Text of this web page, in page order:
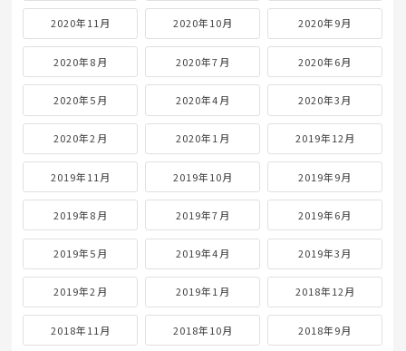
2020年11月 2020年10月 2020年9月
2020年8月 2020年7月 2020年6月
2020年5月 2020年4月 2020年3月
2020年2月 2020年1月 2019年12月
2019年11月 2019年10月 2019年9月
2019年8月 2019年7月 2019年6月
2019年5月 2019年4月 2019年3月
2019年2月 2019年1月 2018年12月
2018年11月 2018年10月 2018年9月